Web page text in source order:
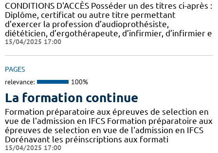
CONDITIONS D'ACCÈS Posséder un des titres ci-après :
Diplôme, certificat ou autre titre permettant
d’exercer la profession d’audioprothésiste,
diététicien, d’ergothérapeute, d’infirmier, d’infirmier e
15/04/2025 17:00
PAGES
relevance: 100%
La formation continue
Formation préparatoire aux épreuves de selection en
vue de l'admission en IFCS Formation préparatoire aux
épreuves de selection en vue de l'admission en IFCS
Dorénavant les préinscriptions aux formati
15/04/2025 17:00